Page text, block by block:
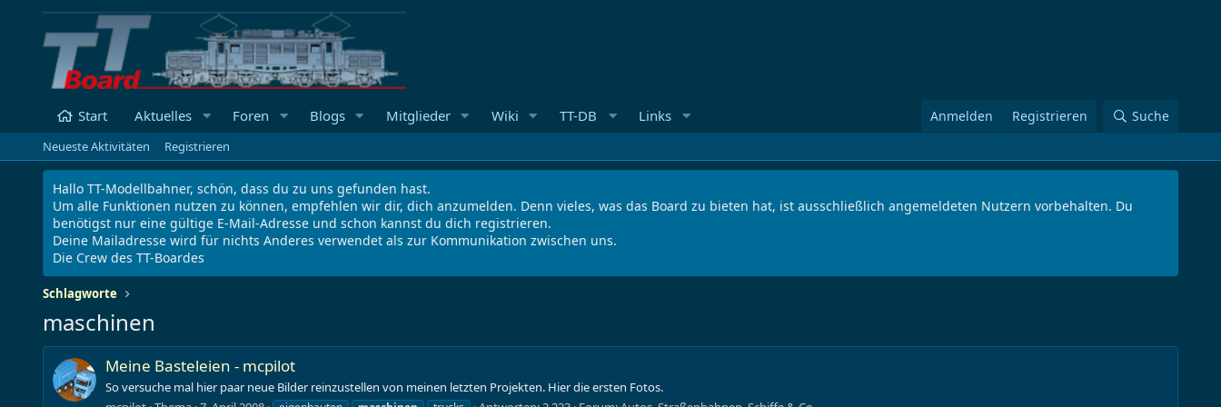
Start Aktuelles Foren Blogs Mitglieder Wiki TT-DB Links Anmelden Registrieren Suche
Neueste Aktivitäten Registrieren
Hallo TT-Modellbahner, schön, dass du zu uns gefunden hast.
Um alle Funktionen nutzen zu können, empfehlen wir dir, dich anzumelden. Denn vieles, was das Board zu bieten hat, ist ausschließlich angemeldeten Nutzern vorbehalten. Du
benötigst nur eine gültige E-Mail-Adresse und schon kannst du dich registrieren.
Deine Mailadresse wird für nichts Anderes verwendet als zur Kommunikation zwischen uns.
Die Crew des TT-Boardes
Schlagworte
maschinen
Meine Basteleien - mcpilot
So versuche mal hier paar neue Bilder reinzustellen von meinen letzten Projekten. Hier die ersten Fotos.